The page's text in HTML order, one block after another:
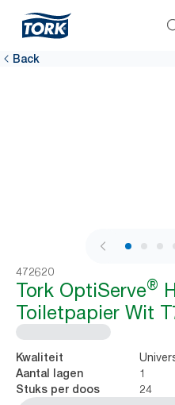
Back
1 /
472620
Tork OptiServe®
Toiletpapier Wit
Kwaliteit
Aantal lagen 1
Stuks per doos 24